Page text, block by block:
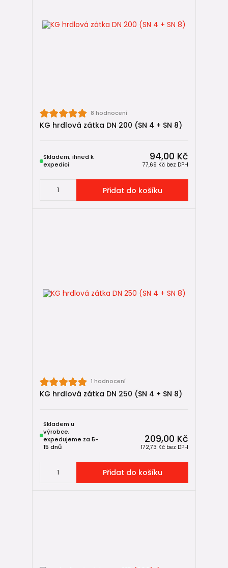
8 hodnocení
KG hrdlová zátka DN 200 (SN 4 + SN 8)
94,00 Kč
77,69 Kč bez DPH
Skladem, ihned k
expedici
Přidat do košíku
1 hodnocení
KG hrdlová zátka DN 250 (SN 4 + SN 8)
209,00 Kč
172,73 Kč bez DPH
Skladem u
výrobce,
expedujeme za 5-
15 dnů
Přidat do košíku